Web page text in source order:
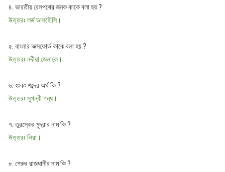
৪. ভারতীয় রেলপথের জনক কাকে বলা হয় ?
উত্তরঃ লর্ড ডালহৌসি।
৫. বাংলার অক্সফোর্ড কাকে বলা হয় ?
উত্তরঃ নদীয়া জেলাকে।
৬. হংকং শব্দের অর্থ কি ?
উত্তরঃ সুগন্ধী গন্ধ।
৭. তুরস্কের মুদ্রার নাম কি ?
উত্তরঃ লিরা।
৮. পেরুর রাজধানীর নাম কি ?